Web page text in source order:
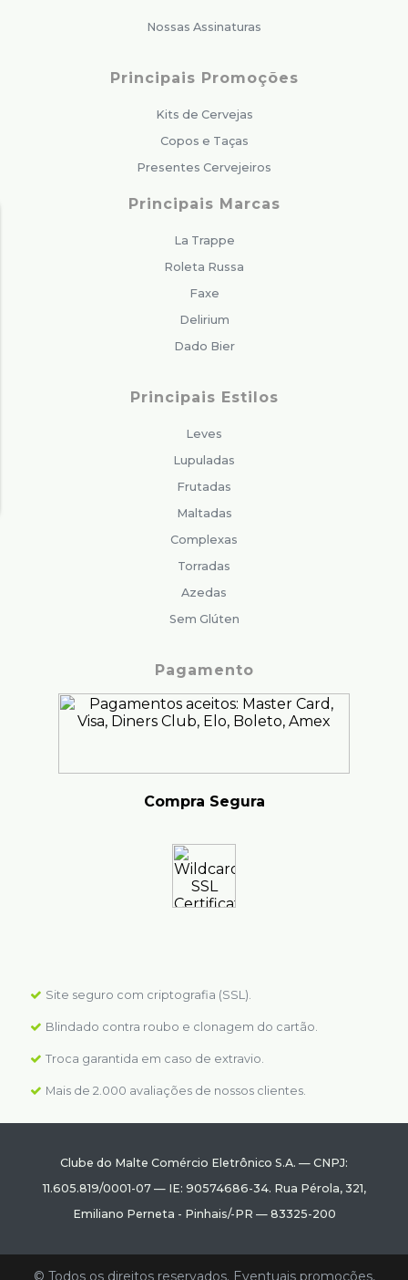
Nossas Assinaturas
Principais Promoções
Kits de Cervejas
Copos e Taças
Presentes Cervejeiros
Principais Marcas
La Trappe
Roleta Russa
Faxe
Delirium
Dado Bier
Principais Estilos
Leves
Lupuladas
Frutadas
Maltadas
Complexas
Torradas
Azedas
Sem Glúten
Pagamento
Compra Segura
Site seguro com criptografia (SSL).
Blindado contra roubo e clonagem do cartão.
Troca garantida em caso de extravio.
Mais de 2.000 avaliações de nossos clientes.
Clube do Malte Comércio Eletrônico S.A. — CNPJ:
11.605.819/0001-07— IE: 90574686-34. Rua Pérola, 321,
Emiliano Perneta - Pinhais/-PR — 83325-200
© Todos os direitos reservados. Eventuais promoções,